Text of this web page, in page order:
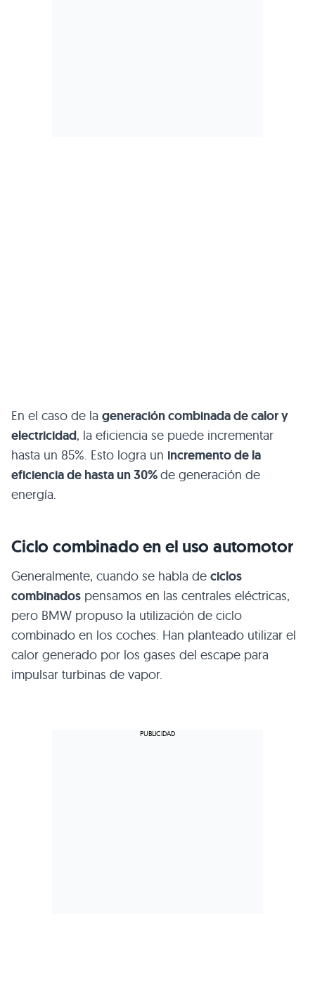
En el caso de la generación combinada de calor y
electricidad, la eficiencia se puede incrementar
hasta un 85%. Esto logra un incremento de la
eficiencia de hasta un 30%de generación de
energía.
Ciclo combinado en el uso automotor
Generalmente, cuando se habla de ciclos
combinados pensamos en las centrales eléctricas,
pero BMW propuso la utilización de ciclo
combinado en los coches. Han planteado utilizar el
calor generado por los gases del escape para
impulsar turbinas de vapor.